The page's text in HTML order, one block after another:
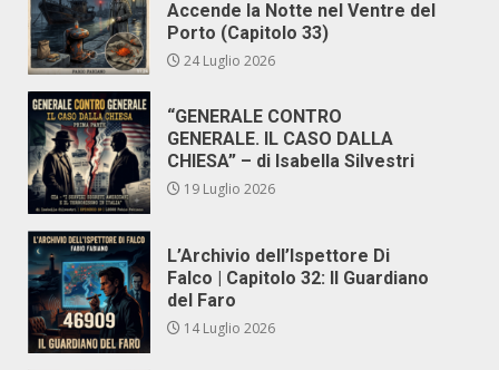
Accende la Notte nel Ventre del
Porto (Capitolo 33)
24 Luglio 2026
“GENERALE CONTRO
GENERALE. IL CASO DALLA
CHIESA” – di Isabella Silvestri
19 Luglio 2026
L’Archivio dell’Ispettore Di
Falco | Capitolo 32: Il Guardiano
del Faro
14 Luglio 2026